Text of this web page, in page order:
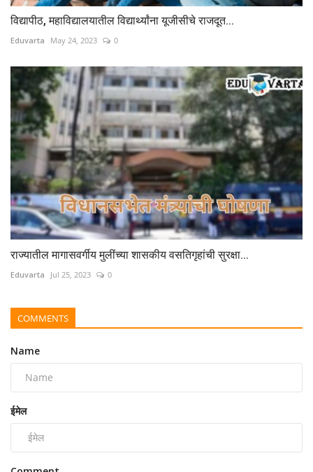
विद्यापीठ, महाविद्यालयातील विद्यार्थ्यांना यूजीसीचे राजदूत...
Eduvarta May 24, 2023 0
राज्यातील मागासवर्गीय मुलींच्या शासकीय वसतिगृहांची सुरक्षा...
Eduvarta Jul 25, 2023 0
COMMENTS
Name
ईमेल